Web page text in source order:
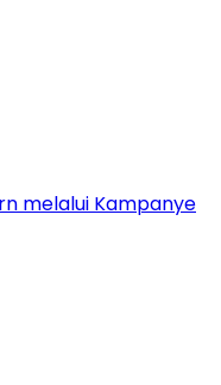
melalui Kampanye